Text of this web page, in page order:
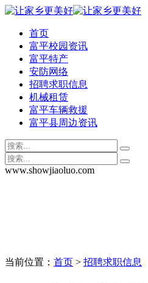
首页
富平校园资讯
富平特产
安防网络
招聘求职信息
机械租赁
富平车辆救援
富平县周边资讯
www.showjiaoluo.com
当前位置： 首页 > 招聘求职信息